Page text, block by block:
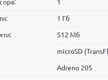
1
1 Гб
512 Мб
microSD
Adreno 205